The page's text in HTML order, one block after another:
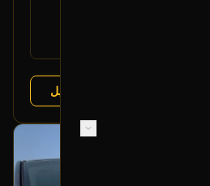
عرض التفاصيل